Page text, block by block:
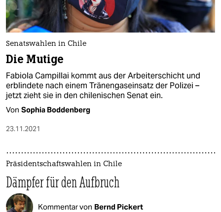
Senatswahlen in Chile
Die Mutige
Fabiola Campillai kommt aus der Ar­bei­te­r­schicht und
erblindete nach einem Tränengaseinsatz der Polizei –
jetzt zieht sie in den chilenischen Senat ein.
Von Sophia Boddenberg
23.11.2021
Präsidentschaftswahlen in Chile
Dämpfer für den Aufbruch
Kommentar von Bernd Pickert